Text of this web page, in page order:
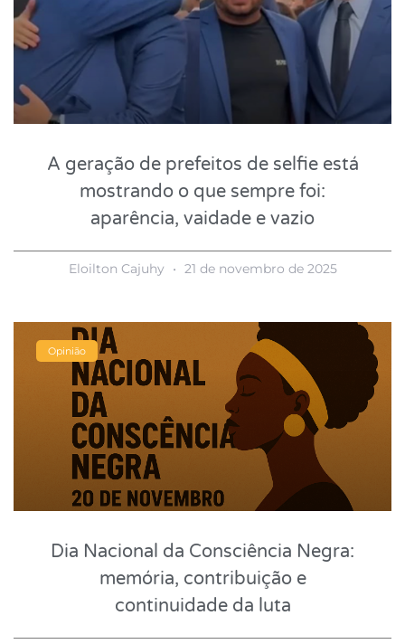
A geração de prefeitos de selfie está
mostrando o que sempre foi:
aparência, vaidade e vazio
Eloilton Cajuhy 21 de novembro de 2025
Opinião
Dia Nacional da Consciência Negra:
memória, contribuição e
continuidade da luta